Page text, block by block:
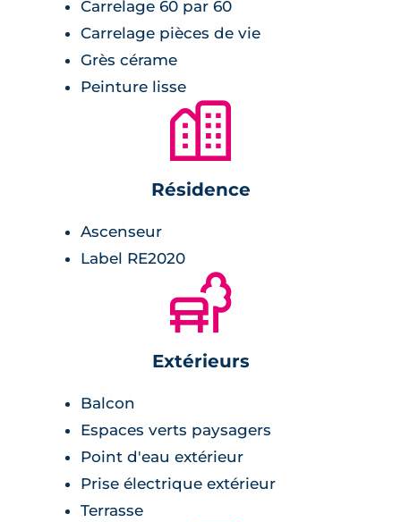
décorés avec soin, offrant une transition
harmonieuse entre les espaces intérieurs et
extérieurs.
Carrelage 60 par 60
Carrelage pièces de vie
Grès cérame
Peinture lisse
🏙
Résidence
Ascenseur
Label RE2020
🌲
Extérieurs
Balcon
Espaces verts paysagers
Point d'eau extérieur
Prise électrique extérieur
Terrasse